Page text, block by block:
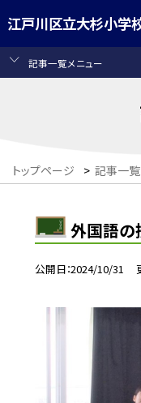
江戸川区立大杉小学
記事一覧メニュー
トップページ > 記事一覧
外国語の
公開日 2024/10/31